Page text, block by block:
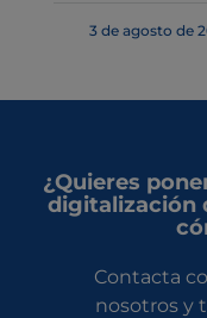
3 de agosto de
¿Quieres
digitalización
Contacta
nosotros y